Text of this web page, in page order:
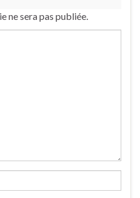
ne sera pas publiée.